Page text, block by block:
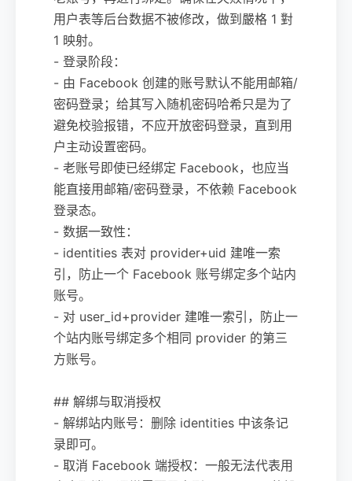
用户表等后台数据不被修改，做到嚴格 1 對
1 映射。
- 登录阶段：
- 由 Facebook 创建的账号默认不能用邮箱/
密码登录；给其写入随机密码哈希只是为了
避免校验报错，不应开放密码登录，直到用
户主动设置密码。
- 老账号即使已经绑定 Facebook，也应当
能直接用邮箱/密码登录，不依赖 Facebook
登录态。
- 数据一致性：
- identities 表对 provider+uid 建唯一索
引，防止一个 Facebook 账号绑定多个站内
账号。
- 对 user_id+provider 建唯一索引，防止一
个站内账号绑定多个相同 provider 的第三
方账号。
## 解绑与取消授权
- 解绑站内账号：删除 identities 中该条记
录即可。
- 取消 Facebook 端授权：一般无法代表用